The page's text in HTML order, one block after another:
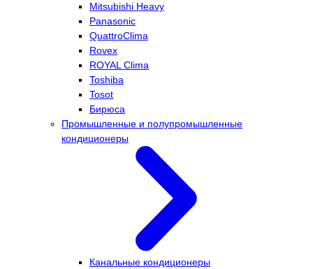
Mitsubishi Heavy
Panasonic
QuattroClima
Rovex
ROYAL Clima
Toshiba
Tosot
Бирюса
Промышленные и полупромышленные
кондиционеры
Канальные кондиционеры